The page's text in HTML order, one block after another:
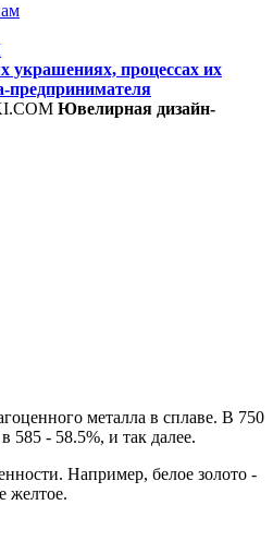
украшениях, процессах их
предпринимателя
Ювелирная дизайн-
металла в сплаве. В 750
585 - 58.5%, и так далее.
Например, белое золото -
желтое.